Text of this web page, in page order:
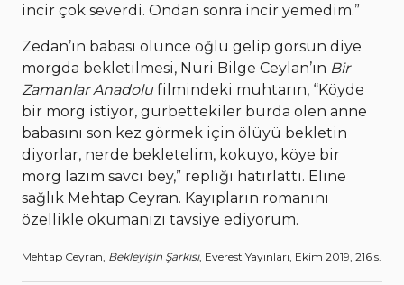
incir çok severdi. Ondan sonra incir yemedim.”
Zedan’ın babası ölünce oğlu gelip görsün diye
morgda bekletilmesi, Nuri Bilge Ceylan’ın Bir
Zamanlar Anadolu filmindeki muhtarın, “Köyde
bir morg istiyor, gurbettekiler burda ölen anne
babasını son kez görmek için ölüyü bekletin
diyorlar, nerde bekletelim, kokuyo, köye bir
morg lazım savcı bey,” repliği hatırlattı. Eline
sağlık Mehtap Ceyran. Kayıpların romanını
özellikle okumanızı tavsiye ediyorum.
Mehtap Ceyran, Bekleyişin Şarkısı, Everest Yayınları, Ekim 2019, 216 s.